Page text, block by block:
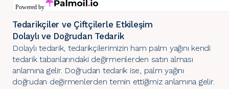
Tedarikçiler ve Çiftçilerle Etkileşim
Dolaylı ve Doğrudan Tedarik
Dolaylı tedarik, tedarikçilerimizin ham palm yağını kendi
tedarik tabanlarındaki değirmenlerden satın alması
anlamına gelir. Doğrudan tedarik ise, palm yağını
doğrudan değirmenlerden temin ettiğimiz anlamına gelir.